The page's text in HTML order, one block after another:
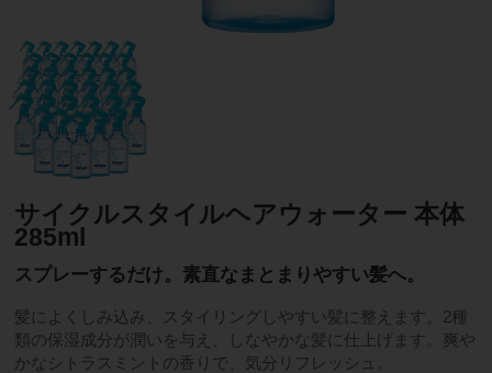
サイクルスタイルヘアウォーター 本体
285ml
スプレーするだけ。素直なまとまりやすい髪へ。
髪によくしみ込み、スタイリングしやすい髪に整えます。2種
類の保湿成分が潤いを与え、しなやかな髪に仕上げます。爽や
かなシトラスミントの香りで、気分リフレッシュ。